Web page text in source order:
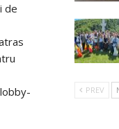
de
PREV